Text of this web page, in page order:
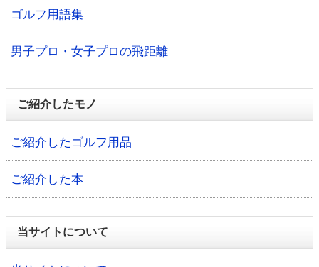
ゴルフ用語集
男子プロ・女子プロの飛距離
ご紹介したモノ
ご紹介したゴルフ用品
ご紹介した本
当サイトについて